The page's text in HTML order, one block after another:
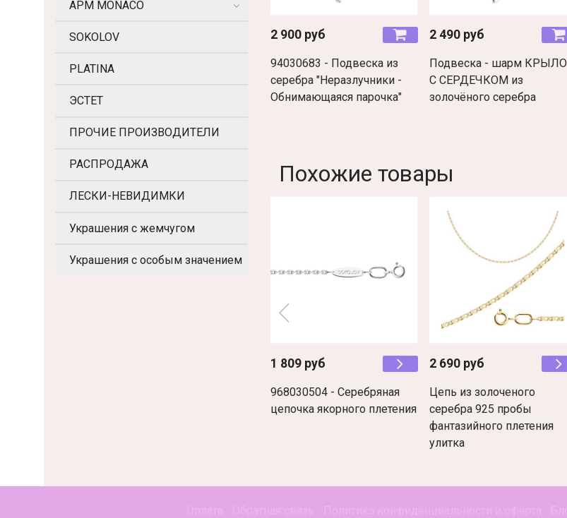
2 900 руб
94030683 - Подвеска из
серебра "Неразлучники -
Обнимающаяся парочка"
2 490 руб
Подвеска - шарм КРЫЛО
С СЕРДЕЧКОМ из
золочёного серебра
Похожие товары
1 809 руб
968030504 - Серебряная
цепочка якорного плетения
2 690 руб
Цепь из золоченого
серебра 925 пробы
фантазийного плетения
улитка
APM MONACO
SOKOLOV
PLATINA
ЭСТЕТ
ПРОЧИЕ ПРОИЗВОДИТЕЛИ
РАСПРОДАЖА
ЛЕСКИ-НЕВИДИМКИ
Украшения с жемчугом
Украшения с особым значением